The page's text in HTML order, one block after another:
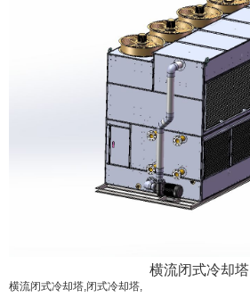
横流闭式冷却塔
横流闭式冷却塔,闭式冷却塔,